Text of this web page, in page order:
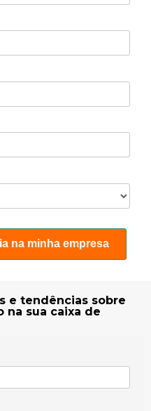
na minha empresa
e tendências sobre
na sua caixa de